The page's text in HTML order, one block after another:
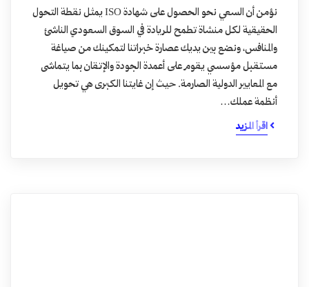
نؤمن أن السعي نحو الحصول على شهادة ISO يمثل نقطة التحول
الحقيقية لكل منشاة تطمح للريادة في السوق السعودي الناشئ
والمنافس، ونضع بين يديك عصارة خبراتنا لتمكينك من صياغة
مستقبل مؤسسي يقوم على أعمدة الجودة والإتقان بما يتماشى
مع المعايير الدولية الصارمة. حيث إن غايتنا الكبرى هي تحويل
أنظمة عملك…
اقرأ المزيد